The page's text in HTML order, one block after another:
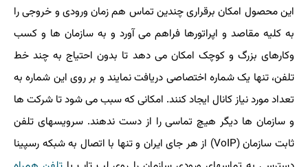
این محصول امکان برقراری چندین تماس هم زمان ورودی و خروجی را
به کلیه مقاصد و اپراتورها فراهم می آورد و به سازمان ها و کسب
وکارهای بزرگ و کوچک امکان می دهد تا بدون احتیاج به چند خط
تلفن، تنها یک شماره اختصاصی دریافت نمایند و بر روی این شماره به
تعداد مورد نیاز کانال ایجاد کنند. امکانی که سبب می شود تا شرکت ها
و سازمان ها دیگر هیچ تماسی را از دست ندهند. سرویسهای تلفن
ثابت سازمان (VoIP) از هر جای ایران و تنها با اتصال به شبکه رسپینا